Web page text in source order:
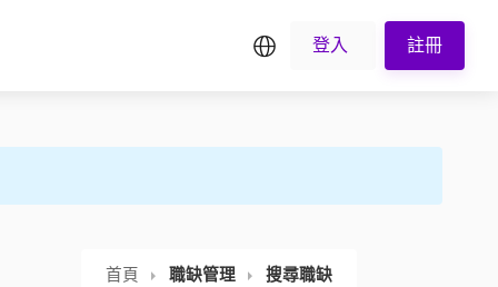
繁中登入 註冊
首頁 職缺管理 搜尋職缺